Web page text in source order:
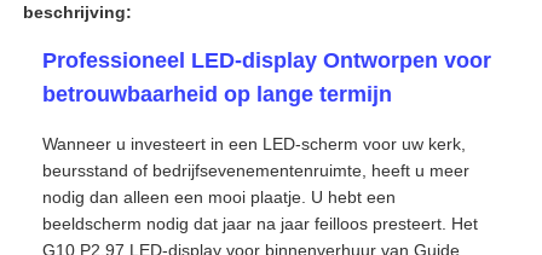
beschrijving:
Professioneel LED-display Ontworpen voor
betrouwbaarheid op lange termijn
Wanneer u investeert in een LED-scherm voor uw kerk,
beursstand of bedrijfsevenementenruimte, heeft u meer
nodig dan alleen een mooi plaatje. U hebt een
beeldscherm nodig dat jaar na jaar feilloos presteert. Het
G10 P2.97 LED-display voor binnenverhuur van Guide